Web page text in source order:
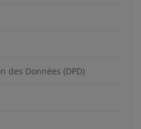
des Données (DPD)